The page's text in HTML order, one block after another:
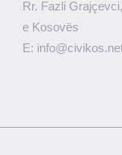
Rr. Fazli
e Kosovës
E: